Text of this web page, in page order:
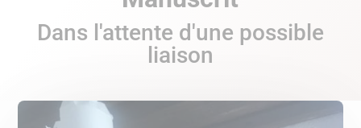
Dans l'attente d'une possible
liaison